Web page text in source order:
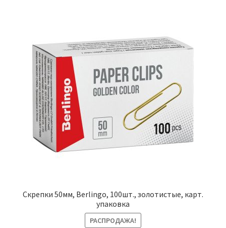
Скрепки 50мм, Berlingo, 100шт., золотистые, карт.
упаковка
РАСПРОДАЖА!